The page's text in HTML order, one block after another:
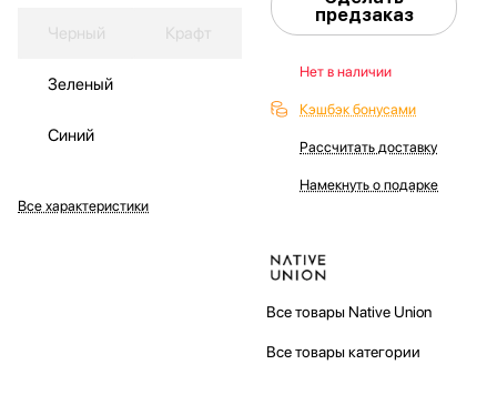
Черный Крафт
Зеленый
Синий
Все характеристики
предзаказ
Нет в наличии
Кэшбэк бонусами
Рассчитать доставку
Намекнуть о подарке
Все товары Native Union
Все товары категории